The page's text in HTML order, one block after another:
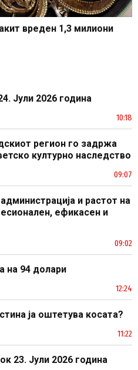
вреден 1,3 милиони
Јули 2026 година
10:18
регион го задржа
културно наследство
09:07
и растот на
ефикасен и
09:02
на 94 долари
12:24
ја оштетува косата?
11:22
23. Јули 2026 година